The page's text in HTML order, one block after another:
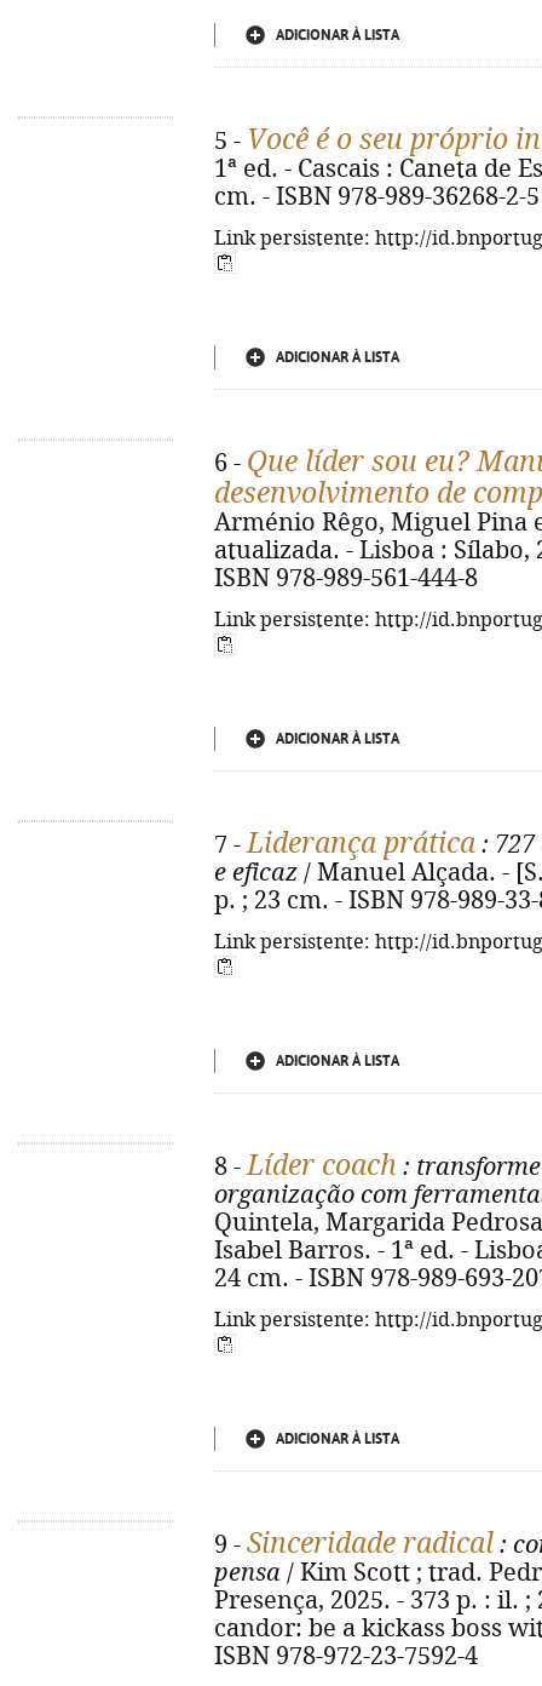
ADICIONAR À LISTA
5 - Você é o seu próprio
1ª ed. - Cascais : Caneta de
cm. - ISBN 978-989-36268-2-5
Link persistente: http://
ADICIONAR À LISTA
6 - Que líder sou eu?
desenvolvimento de
Arménio Rêgo, Miguel Pina
atualizada. - Lisboa : Sílabo,
ISBN 978-989-561-444-8
Link persistente: http://
ADICIONAR À LISTA
7 -Liderança prática :
e eficaz / Manuel Alçada. -
p. ; 23 cm. - ISBN 978-989-
Link persistente: http://
ADICIONAR À LISTA
8 -Líder coach :
organização com
Quintela, Margarida
Isabel Barros. - 1ª ed. -
24 cm. - ISBN 978-989-693-
Link persistente: http://
ADICIONAR À LISTA
9 - Sinceridade radical :
pensa / Kim Scott ; trad.
Presença, 2025. - 373 p. : il.
candor: be a kickass boss
ISBN 978-972-23-7592-4